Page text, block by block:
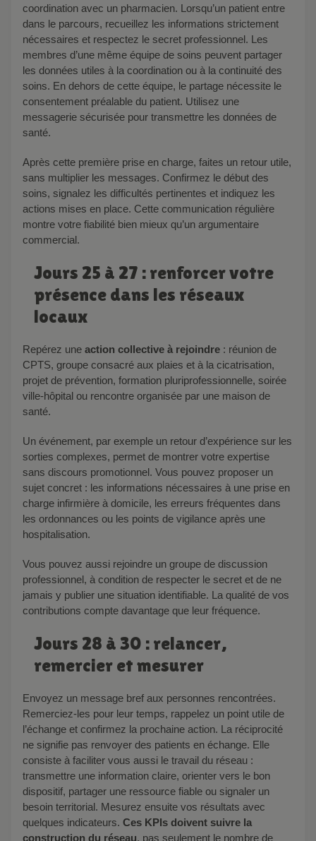
coordination avec un pharmacien. Lorsqu’un patient entre
dans le parcours, recueillez les informations strictement
nécessaires et respectez le secret professionnel. Les
membres d’une même équipe de soins peuvent partager
les données utiles à la coordination ou à la continuité des
soins. En dehors de cette équipe, le partage nécessite le
consentement préalable du patient. Utilisez une
messagerie sécurisée pour transmettre les données de
santé.
Après cette première prise en charge, faites un retour utile,
sans multiplier les messages. Confirmez le début des
soins, signalez les difficultés pertinentes et indiquez les
actions mises en place. Cette communication régulière
montre votre fiabilité bien mieux qu’un argumentaire
commercial.
Jours 25 à 27 : renforcer votre
présence dans les réseaux
locaux
Repérez une action collective à rejoindre : réunion de
CPTS, groupe consacré aux plaies et à la cicatrisation,
projet de prévention, formation pluriprofessionnelle, soirée
ville-hôpital ou rencontre organisée par une maison de
santé.
Un événement, par exemple un retour d’expérience sur les
sorties complexes, permet de montrer votre expertise
sans discours promotionnel. Vous pouvez proposer un
sujet concret : les informations nécessaires à une prise en
charge infirmière à domicile, les erreurs fréquentes dans
les ordonnances ou les points de vigilance après une
hospitalisation.
Vous pouvez aussi rejoindre un groupe de discussion
professionnel, à condition de respecter le secret et de ne
jamais y publier une situation identifiable. La qualité de vos
contributions compte davantage que leur fréquence.
Jours 28 à 30 : relancer,
remercier et mesurer
Envoyez un message bref aux personnes rencontrées.
Remerciez-les pour leur temps, rappelez un point utile de
l’échange et confirmez la prochaine action. La réciprocité
ne signifie pas renvoyer des patients en échange. Elle
consiste à faciliter vous aussi le travail du réseau :
transmettre une information claire, orienter vers le bon
dispositif, partager une ressource fiable ou signaler un
besoin territorial. Mesurez ensuite vos résultats avec
quelques indicateurs. Ces KPIs doivent suivre la
construction du réseau, pas seulement le nombre de